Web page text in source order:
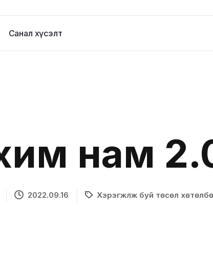
Санал хүсэлт
нам
2022.09.16 Хэрэгжүүлж буй төсөл